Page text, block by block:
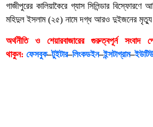
গাজীপুরের কালিয়াকৈরে গ্যাস সিলিন্ডার
মহিদুল ইসলাম (২৫) নামে দগ্ধ আরও দুইজনের মৃত্যু
অর্থনীতি ও শেয়ারবাজারের গুরুত্বপূর্ন সংবাদ
থাকুন: ফেসবুক–টুইটার–লিংকডইন–ইন্সটাগ্রাম–